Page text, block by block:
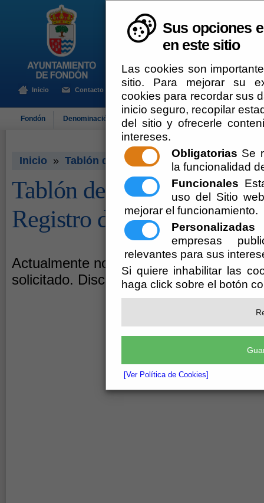
Sus opciones
en este sitio
Las cookies son
sitio. Para mejorar su
cookies para recordar sus
inicio seguro, recopilar
del sitio y ofrecerle
intereses.
Obligatorias Se
la funcionalidad
Funcionales
uso del Sitio
mejorar el funcionamiento.
Personalizadas
empresas
relevantes para sus
Si quiere inhabilitar las
haga click sobre el botón
[Ver Política de Cookies]
Inicio Contacto
Fondón Denominación de Origen El Ayuntamiento Turismo
Inicio » Tablón de Anuncios - Pleno - Registro
Tablón de Anuncios -
Registro de Intereses
Actualmente no existen documentos
solicitado. Disculpen las molestias.